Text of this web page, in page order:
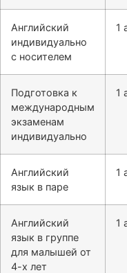
Английский
индивидуально
с носителем
1
Подготовка к
международным
экзаменам
индивидуально
1
Английский
язык в паре
1
Английский
язык в группе
для малышей от
4-х лет
1